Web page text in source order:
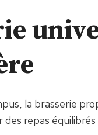
la brasserie
repas équilibrés